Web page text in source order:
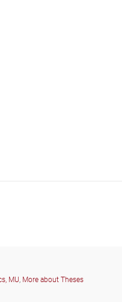
MU, More about Theses